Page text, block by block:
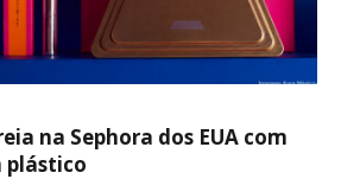
na Sephora dos EUA com
plástico